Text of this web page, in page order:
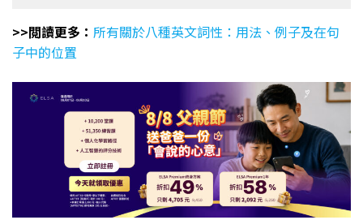
>>閲讀更多： 所有關於八種英文詞性：用法、例子及在句
子中的位置